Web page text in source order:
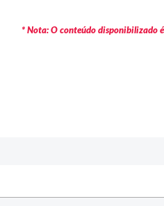
* Nota: O conteúdo disponibilizado